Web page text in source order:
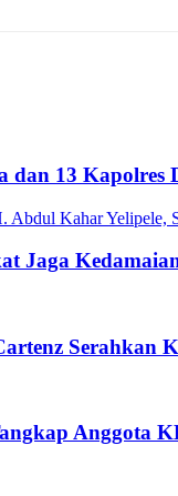
dan 13 Kapolres
Jaga
Anggota